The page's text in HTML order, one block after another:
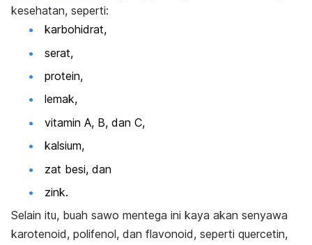
kesehatan, seperti:
karbohidrat,
serat,
protein,
lemak,
vitamin A, B, dan C,
kalsium,
zat besi, dan
zink.
Selain itu, buah sawo mentega ini kaya akan senyawa
karotenoid, polifenol, dan flavonoid, seperti quercetin,